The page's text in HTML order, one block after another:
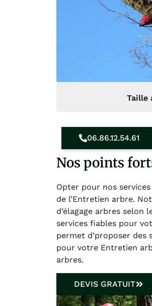
Taille
06.86.12.54.61
Nos points
Opter pour nos
de l’Entretien arbre.
d’élagage arbres selon
services fiables pour
permet d’proposer des
pour votre Entretien
arbres.
DEVIS GRATUIT